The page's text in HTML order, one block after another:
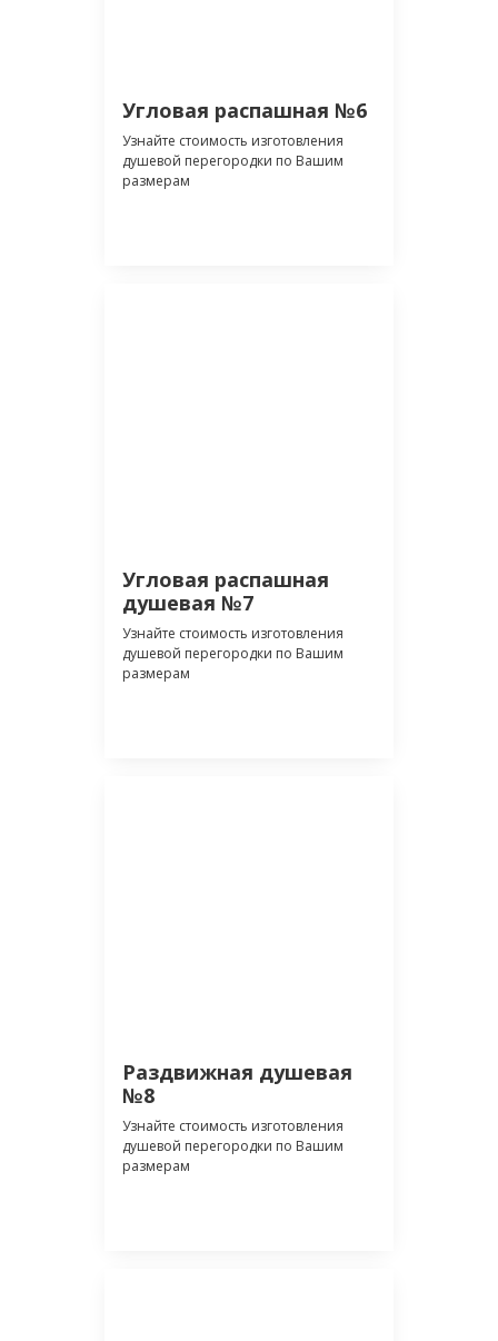
Угловая распашная №6
Узнайте стоимость изготовления
душевой перегородки по Вашим
размерам
Угловая распашная
душевая №7
Узнайте стоимость изготовления
душевой перегородки по Вашим
размерам
Раздвижная душевая
№8
Узнайте стоимость изготовления
душевой перегородки по Вашим
размерам